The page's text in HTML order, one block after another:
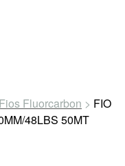
Fios Fluorcarbon > FIO
48LBS 50MT